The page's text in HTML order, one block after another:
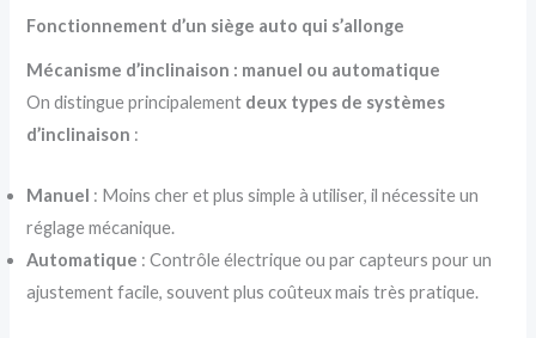
Fonctionnement d’un siège auto qui s’allonge
Mécanisme d’inclinaison : manuel ou automatique
On distingue principalement deux types de systèmes
d’inclinaison :
Manuel : Moins cher et plus simple à utiliser, il nécessite un
réglage mécanique.
Automatique : Contrôle électrique ou par capteurs pour un
ajustement facile, souvent plus coûteux mais très pratique.